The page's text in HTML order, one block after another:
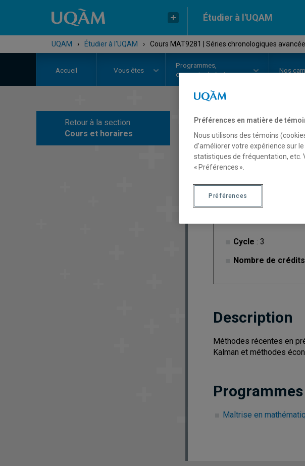
Étudier à l'UQAM
UQAM › Étudier à l'UQAM › Cours MAT9281 | Séries chronologiques
Accueil Vous êtes
Programmes,
cours et admission
Nos
Retour à la section
Cours et horaires
COURS//
Description
Cycle : 3
Nombre de crédits
Description
Méthodes récentes en
Kalman et méthodes
Maîtrise en
Préférences en matière de
Nous utilisons des témoins
d’améliorer votre expérience sur
statistiques de fréquentation, etc.
« Préférences ».
Préférences